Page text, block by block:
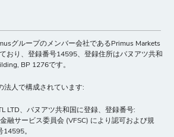
グループのメンバー会社であるPrimus Markets
おり、登録番号14595、登録住所はバヌアツ共和
BP 1276です。
法人で構成されています:
LTD、バヌアツ共和国に登録、登録番号:
融サービス委員会 (VFSC) により認可および規
14595。